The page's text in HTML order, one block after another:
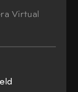
Virtual